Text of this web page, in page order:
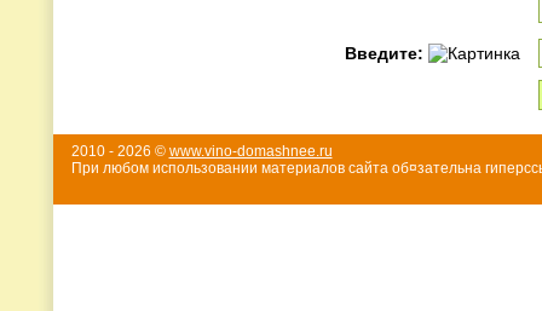
Введите:
2010 - 2026 © www.vino-domashnee.ru
При любом использовании материалов сайта об¤зательна